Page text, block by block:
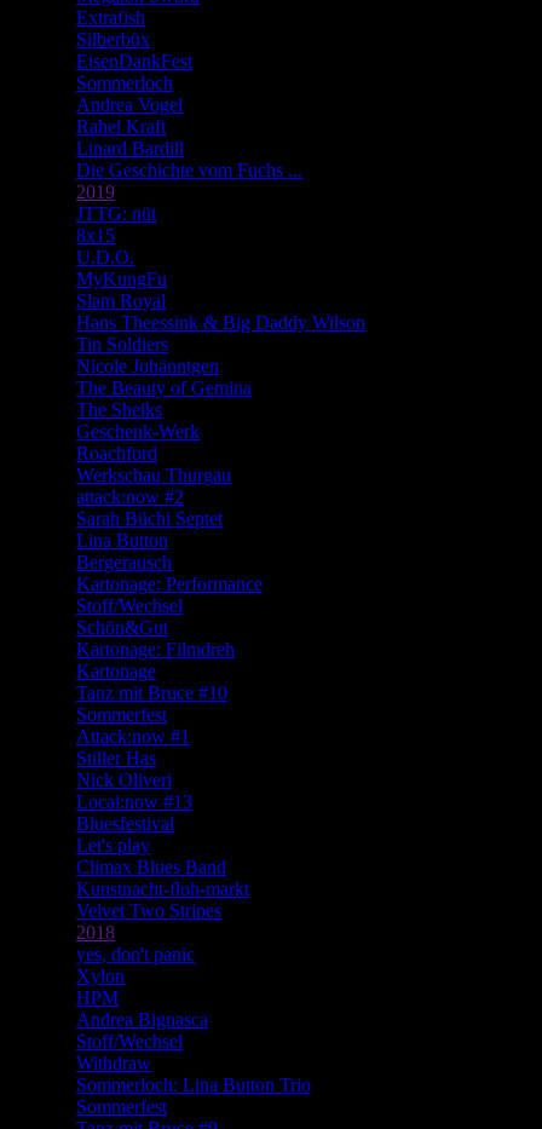
Extrafish
Silberbüx
EisenDankFest
Sommerloch
Andrea Vogel
Rahel Kraft
Linard Bardill
Die Geschichte vom Fuchs ...
2019
JTTG: nüt
8x15
U.D.O.
MyKungFu
Slam Royal
Hans Theessink & Big Daddy Wilson
Tin Soldiers
Nicole Johänntgen
The Beauty of Gemina
The Sheiks
Geschenk-Werk
Roachford
Werkschau Thurgau
attack:now #2
Sarah Büchi Septet
Lina Button
Bergerausch
Kartonage: Performance
Stoff/Wechsel
Schön&Gut
Kartonage: Filmdreh
Kartonage
Tanz mit Bruce #10
Sommerfest
Attack:now #1
Stiller Has
Nick Oliveri
Local:now #13
Bluesfestival
Let's play
Climax Blues Band
Kunstnacht-floh-markt
Velvet Two Stripes
2018
yes, don't panic
Xylon
HPM
Andrea Bignasca
Stoff/Wechsel
Withdraw
Sommerloch: Lina Button Trio
Sommerfest